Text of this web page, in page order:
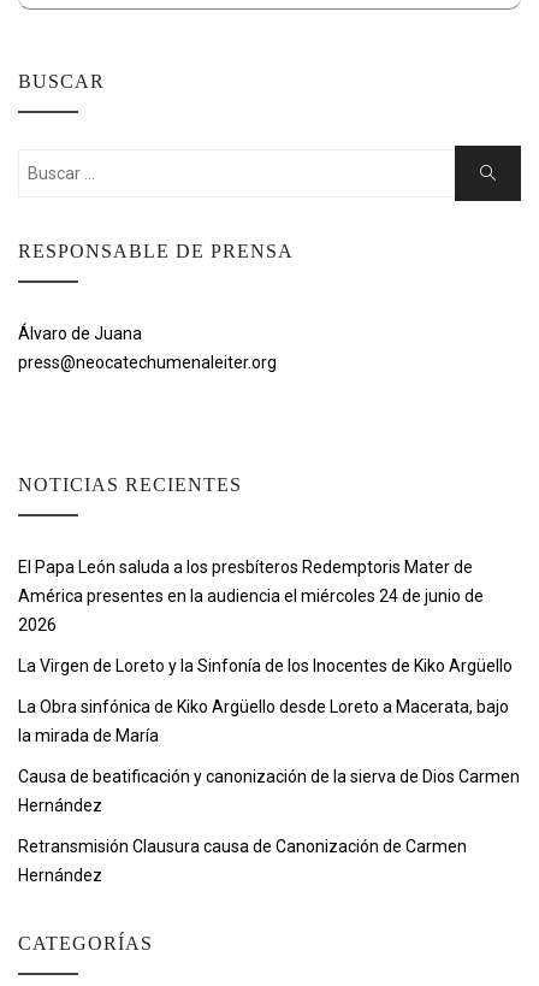
BUSCAR
Buscar:
Buscar
RESPONSABLE DE PRENSA
Álvaro de Juana
press@neocatechumenaleiter.org
NOTICIAS RECIENTES
El Papa León saluda a los presbíteros Redemptoris Mater de
América presentes en la audiencia el miércoles 24 de junio de
2026
La Virgen de Loreto y la Sinfonía de los Inocentes de Kiko Argüello
La Obra sinfónica de Kiko Argüello desde Loreto a Macerata, bajo
la mirada de María
Causa de beatificación y canonización de la sierva de Dios Carmen
Hernández
Retransmisión Clausura causa de Canonización de Carmen
Hernández
CATEGORÍAS